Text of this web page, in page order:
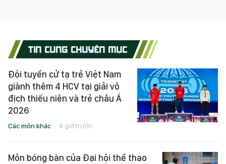
TIN CÙNG CHUYÊN MỤC
Đội tuyển cử tạ trẻ Việt Nam
giành thêm 4 HCV tại giải vô
địch thiếu niên và trẻ châu Á
2026
Các môn khác 4 giờ trước
Môn bóng bàn của Đại hội thể thao